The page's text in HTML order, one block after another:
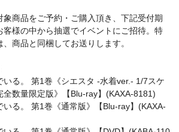
象商品をご予約・ご購入頂き、下記受付期
客様の中から抽選でイベントにご招待。特
商品と同梱してお送りします。
いる。 第1巻《シエスタ -水着ver.- 1/7スケ
全数量限定版》【Blu-ray】(KAXA-8181)
いる。 第1巻《通常版》【Blu-ray】(KAXA-